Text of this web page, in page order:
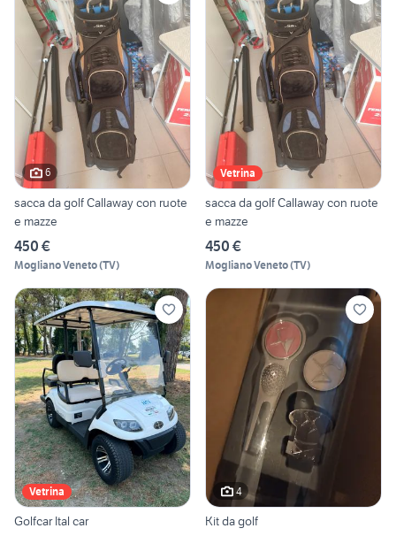
6
sacca da golf Callaway con ruote
e mazze
450 €
Mogliano Veneto(TV)
Vetrina
sacca da golf Callaway con ruote
e mazze
450 €
Mogliano Veneto(TV)
Vetrina
Golfcar Ital car
4
Kit da golf